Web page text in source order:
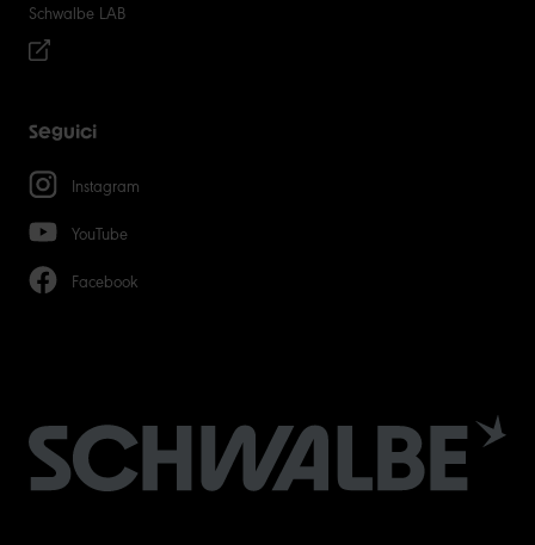
Schwalbe LAB
Seguici
Instagram
YouTube
Facebook